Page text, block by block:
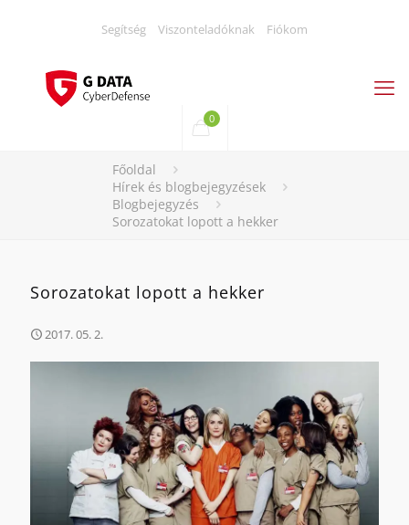
Segítség Viszonteladóknak Fiókom
0
Főoldal
Hírek és blogbejegyzések
Blogbejegyzés
Sorozatokat lopott a hekker
Sorozatokat lopott a hekker
2017. 05. 2.